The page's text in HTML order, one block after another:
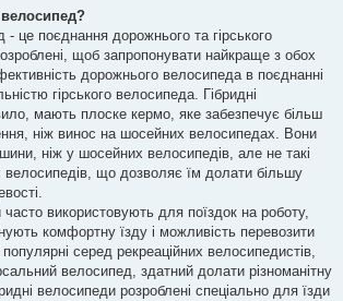
- це поєднання дорожнього та гірського
щоб запропонувати найкраще з обох
дорожнього велосипеда в поєднанні
гірського велосипеда. Гібридні
мають плоске кермо, яке забезпечує більш
ніж винос на шосейних велосипедах. Вони
ніж у шосейних велосипедів, але не такі
велосипедів, що дозволяє їм долати більшу
часто використовують для поїздок на роботу,
комфортну їзду і можливість перевозити
серед рекреаційних велосипедистів,
велосипед, здатний долати різноманітну
велосипеди розроблені спеціально для їзди